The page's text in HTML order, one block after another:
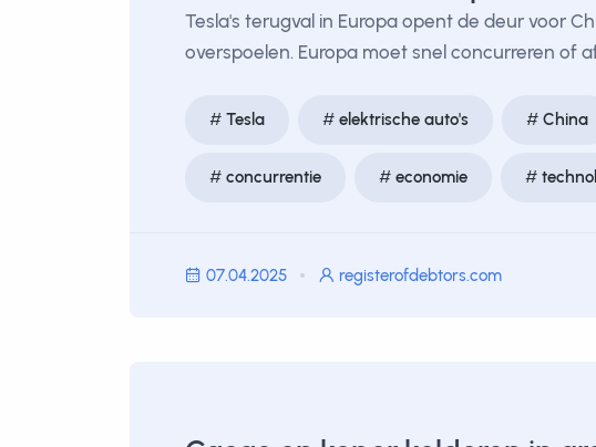
Tesla's terugval in Europa opent de deur voor
overspoelen. Europa moet snel concurreren of
Tesla elektrische auto's China
concurrentie economie
07.04.2025 registerofdebtors.com